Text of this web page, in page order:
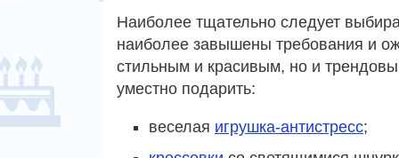
Наиболее тщательно следует
наиболее завышены требования и
стильным и красивым, но и
уместно подарить:
веселая игрушка-антистресс;